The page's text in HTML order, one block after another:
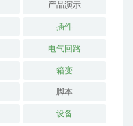
产品演示
插件
电气回路
箱变
脚本
设备